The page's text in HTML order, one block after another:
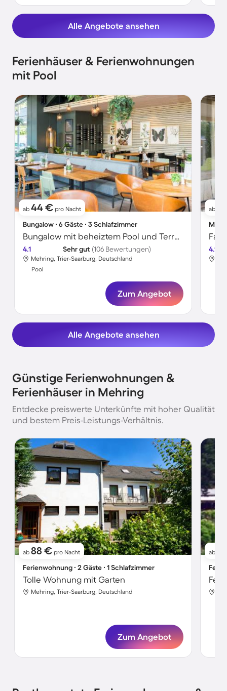
Alle Angebote ansehen
Ferienhäuser & Ferienwohnungen
mit Pool
ab 44 € pro Nacht
Bungalow ∙ 6 Gäste ∙ 3 Schlafzimmer
Bungalow mit beheiztem Pool und Terrasse
4.1 Sehr gut (106 Bewertungen)
Mehring, Trier-Saarburg, Deutschland
Pool
Zum Angebot
ab
4.1
Alle Angebote ansehen
Günstige Ferienwohnungen &
Ferienhäuser in Mehring
Entdecke preiswerte Unterkünfte mit hoher Qualität
und bestem Preis-Leistungs-Verhältnis.
ab 88 € pro Nacht
Ferienwohnung ∙ 2 Gäste ∙ 1 Schlafzimmer
Tolle Wohnung mit Garten
Mehring, Trier-Saarburg, Deutschland
Zum Angebot
ab